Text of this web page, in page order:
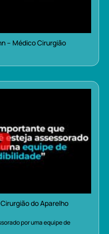
– Médico Cirurgião
do Aparelho
por uma equipe de